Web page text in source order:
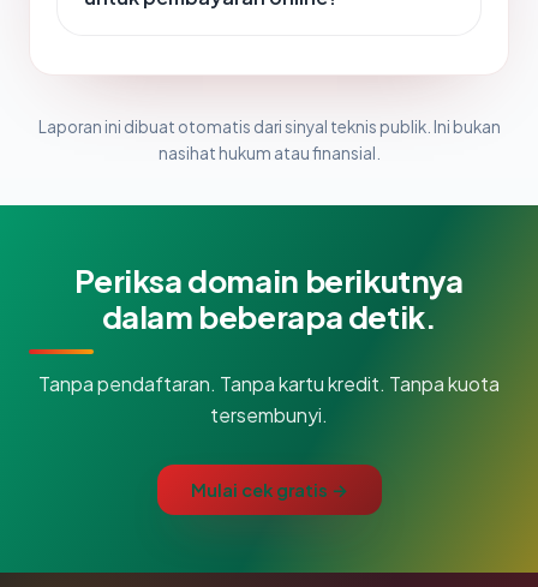
Laporan ini dibuat otomatis dari sinyal teknis publik. Ini bukan
nasihat hukum atau finansial.
Periksa domain berikutnya
dalam beberapa detik.
Tanpa pendaftaran. Tanpa kartu kredit. Tanpa kuota
tersembunyi.
Mulai cek gratis →